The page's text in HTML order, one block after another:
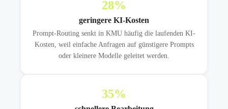
28%
geringere KI-Kosten
Prompt-Routing senkt in KMU häufig die laufenden KI-
Kosten, weil einfache Anfragen auf günstigere Prompts
oder kleinere Modelle geleitet werden.
35%